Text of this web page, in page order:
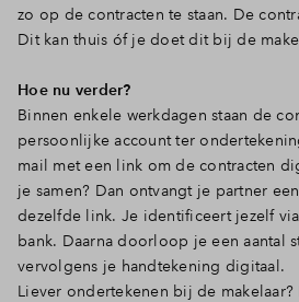
zo op de contracten te staan. De
Dit kan thuis óf je doet dit bij de
Hoe nu verder?
Binnen enkele werkdagen staan de
persoonlijke account ter
mail met een link om de contracten
je samen? Dan ontvangt je partner
dezelfde link. Je identificeert jezelf
bank. Daarna doorloop je een aantal
vervolgens je handtekening digitaal.
Liever ondertekenen bij de